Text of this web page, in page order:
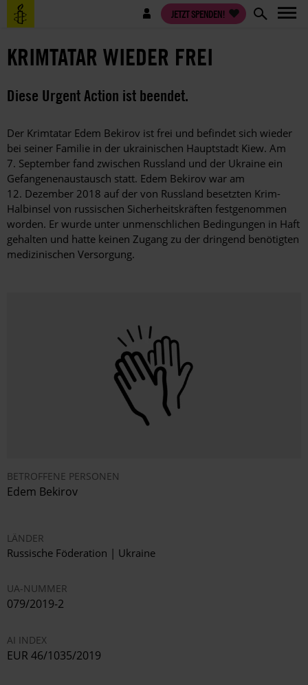
Direkt
zum
Benutzermenü JETZT SPENDEN!
KRIMTATAR WIEDER FREI
Diese Urgent Action ist beendet.
Der Krimtatar Edem Bekirov ist frei und befindet sich wieder
bei seiner Familie in der ukrainischen Hauptstadt Kiew. Am
7. September fand zwischen Russland und der Ukraine ein
Gefangenenaustausch statt. Edem Bekirov war am
12. Dezember 2018 auf der von Russland besetzten Krim-
Halbinsel von russischen Sicherheitskräften festgenommen
worden. Er wurde unter unmenschlichen Bedingungen in Haft
gehalten und hatte keinen Zugang zu der dringend benötigten
medizinischen Versorgung.
BETROFFENE PERSONEN
Edem Bekirov
LÄNDER
Russische Föderation | Ukraine
UA-NUMMER
079/2019-2
AI INDEX
EUR 46/1035/2019